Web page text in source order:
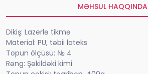
MƏHSUL HAQQINDA
Dikiş: Lazerlə tikmə
Material: PU, təbii lateks
Topun ölçüsü: № 4
Rəng: Şəkildəki kimi